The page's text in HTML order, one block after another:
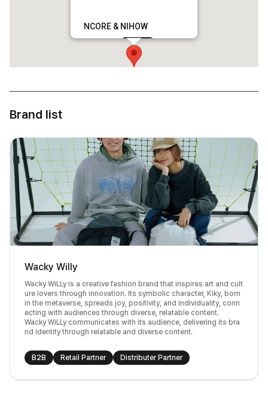
NCORE & NIHOW
VIEW
Brand list
Wacky Willy
Wacky WiLLy is a creative fashion brand that inspires art and cult
ure lovers through innovation. Its symbolic character, Kiky, born
in the metaverse, spreads joy, positivity, and individuality, conn
ecting with audiences through diverse, relatable content.
Wacky WiLLy communicates with its audience, delivering its bra
nd identity through relatable and diverse content.
B2B Retail Partner Distributer Partner